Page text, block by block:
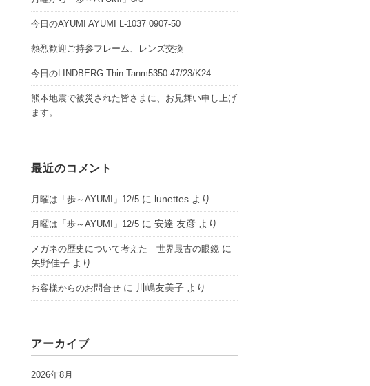
今日のAYUMI AYUMI L-1037 0907-50
熱烈歓迎ご持参フレーム、レンズ交換
今日のLINDBERG Thin Tanm5350-47/23/K24
熊本地震で被災された皆さまに、お見舞い申し上げ
ます。
最近のコメント
月曜は「歩～AYUMI」12/5 に lunettes より
月曜は「歩～AYUMI」12/5 に安達 友彦 より
メガネの歴史について考えた 世界最古の眼鏡 に
矢野佳子 より
お客様からのお問合せ に 川嶋友美子 より
アーカイブ
2026年8月